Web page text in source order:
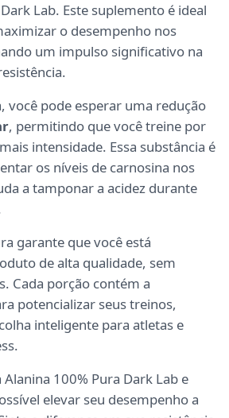
Lab. Este suplemento é ideal
o desempenho nos
um impulso significativo na
você pode esperar uma redução
, permitindo que você treine por
intensidade. Essa substância é
os níveis de carnosina nos
a tamponar a acidez durante
garante que você está
de alta qualidade, sem
Cada porção contém a
potencializar seus treinos,
inteligente para atletas e
100% Pura Dark Lab e
elevar seu desempenho a